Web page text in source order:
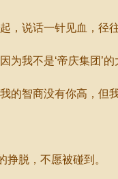
说话一针见血，径
我不是‘帝庆集团’的
智商没有你高，但
脱，不愿被碰到。